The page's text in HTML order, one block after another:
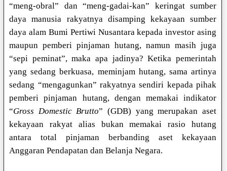
“meng-obral” dan “meng-gadai-kan” keringat sumber
daya manusia rakyatnya disamping kekayaan sumber
daya alam Bumi Pertiwi Nusantara kepada investor asing
maupun pemberi pinjaman hutang, namun masih juga
“sepi peminat”, maka apa jadinya? Ketika pemerintah
yang sedang berkuasa, meminjam hutang, sama artinya
sedang “mengagunkan” rakyatnya sendiri kepada pihak
pemberi pinjaman hutang, dengan memakai indikator
“Gross Domestic Brutto” (GDB) yang merupakan aset
kekayaan rakyat alias bukan memakai rasio hutang
antara total pinjaman berbanding aset kekayaan
Anggaran Pendapatan dan Belanja Negara.